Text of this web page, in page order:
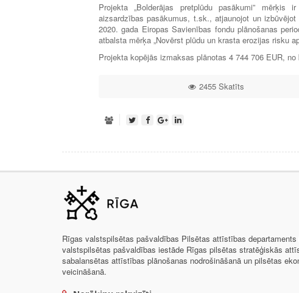
Projekta „Bolderājas pretplūdu pasākumi” mērķis
aizsardzības pasākumus, t.sk., atjaunojot un
2020. gada Eiropas Savienības fondu plānošanas
atbalsta mērķa „Novērst plūdu un krasta erozijas risku
Projekta kopējās izmaksas plānotas 4 744 706 EUR,
2455 Skatīts
Rīgas valstspilsētas pašvaldības Pilsētas attīstības departaments
valstspilsētas pašvaldības iestāde Rīgas pilsētas stratēģiskās
sabalansētas attīstības plānošanas nodrošināšanā un pilsētas
veicināšanā.